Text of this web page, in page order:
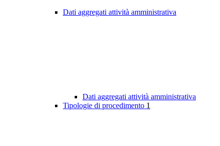
Dati aggregati attività amministrativa
Dati aggregati attività amministrativa
Tipologie di procedimento 1